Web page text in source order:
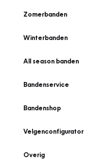
Zomerbanden
Winterbanden
All season banden
Bandenservice
Bandenshop
Velgenconfigurator
Overig